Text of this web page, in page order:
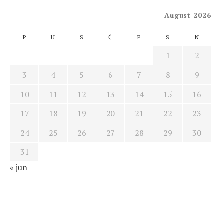
August 2026
P U S Č P S N
1
2
3
4 5 6 7 8
9
10
11 12 13 14 15
16
17
18 19 20 21 22
23
24
25 26 27 28 29
30
31
« jun